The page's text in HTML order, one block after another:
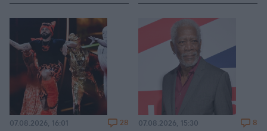
07.08.2026, 16:01 28 07.08.2026, 15:30 8